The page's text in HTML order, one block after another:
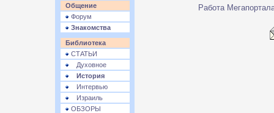
Общение
Форум
Знакомства
Библиотека
СТАТЬИ
Духовное
История
Интервью
Израиль
ОБЗОРЫ
Работа